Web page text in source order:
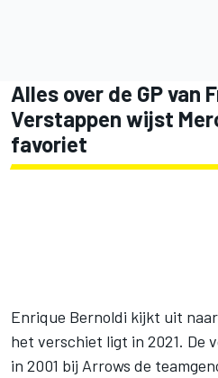
Alles over de GP van
Verstappen wijst
favoriet
Enrique Bernoldi kijkt uit
het verschiet ligt in 2021. De
in 2001 bij Arrows de